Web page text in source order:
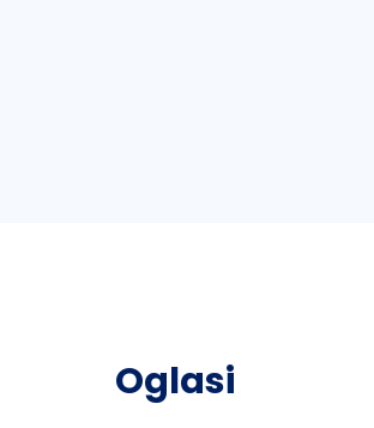
Oglasi